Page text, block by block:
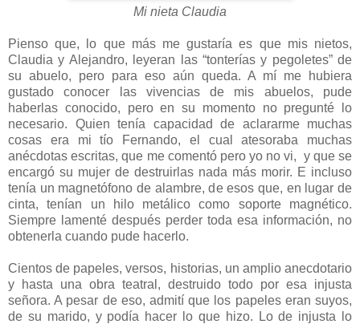
Mi nieta Claudia
Pienso que, lo que más me gustaría es que mis nietos,
Claudia y Alejandro, leyeran las “tonterías y pegoletes” de
su abuelo, pero para eso aún queda. A mí me hubiera
gustado conocer las vivencias de mis abuelos, pude
haberlas conocido, pero en su momento no pregunté lo
necesario. Quien tenía capacidad de aclararme muchas
cosas era mi tío Fernando, el cual atesoraba muchas
anécdotas escritas, que me comentó pero yo no vi, y que se
encargó su mujer de destruirlas nada más morir. E incluso
tenía un magnetófono de alambre, de esos que, en lugar de
cinta, tenían un hilo metálico como soporte magnético.
Siempre lamenté después perder toda esa información, no
obtenerla cuando pude hacerlo.
Cientos de papeles, versos, historias, un amplio anecdotario
y hasta una obra teatral, destruido todo por esa injusta
señora. A pesar de eso, admití que los papeles eran suyos,
de su marido, y podía hacer lo que hizo. Lo de injusta lo